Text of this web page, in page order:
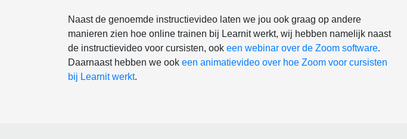
Naast de genoemde instructievideo laten we jou ook graag op andere
manieren zien hoe online trainen bij Learnit werkt, wij hebben namelijk naast
de instructievideo voor cursisten, ook een webinar over de Zoom software.
Daarnaast hebben we ook een animatievideo over hoe Zoom voor cursisten
bij Learnit werkt.